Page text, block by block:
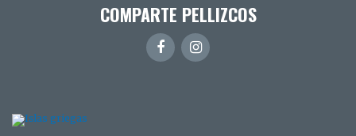
COMPARTE PELLIZCOS